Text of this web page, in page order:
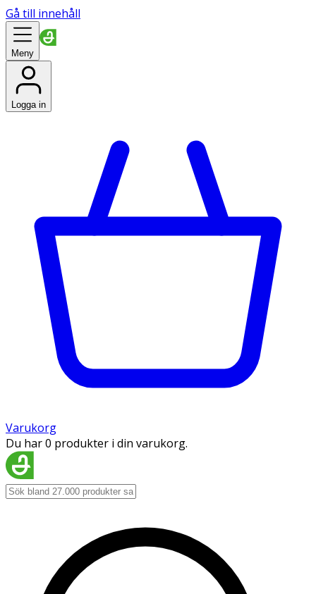
Gå till innehåll
Meny
Logga in
Varukorg
Du har 0 produkter i din varukorg.